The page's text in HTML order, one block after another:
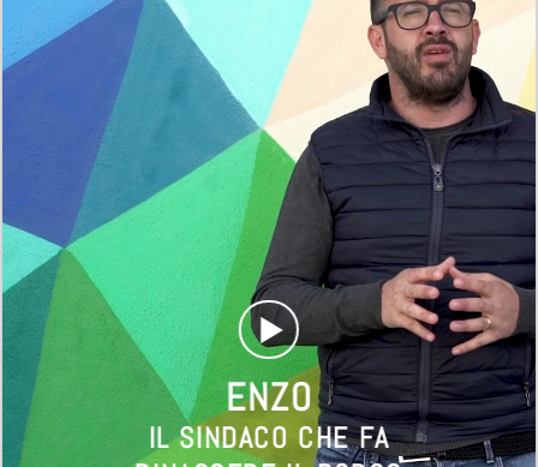
THIS IS A SIMPLE BANNER
Lorem ipsum dolor sit amet, consectetuer
adipiscing elit, sed diam nonummy nibh euismod
tincidunt ut laoreet dolore magna aliquam erat
volutpat.
This is a simple
headline
GLI AMARETTI DI CORFINIO
ENZO
IL SINDACO CHE FA